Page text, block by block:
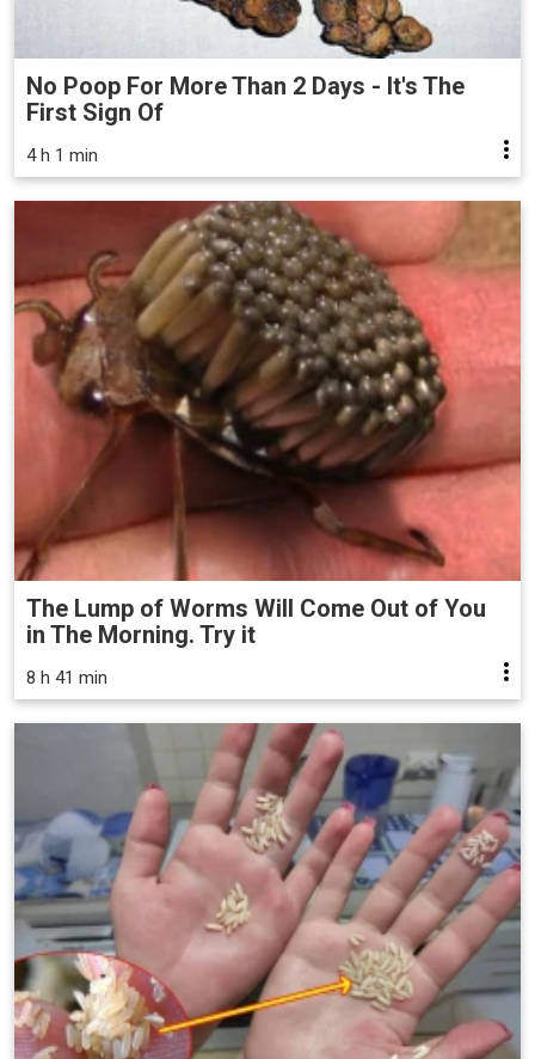
No Poop For More Than 2 Days - It's The
First Sign Of
4 h 1 min
The Lump of Worms Will Come Out of You
in The Morning. Try it
8 h 41 min